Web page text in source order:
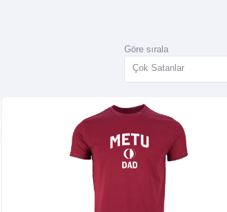
Göre sırala
Çok Satanlar